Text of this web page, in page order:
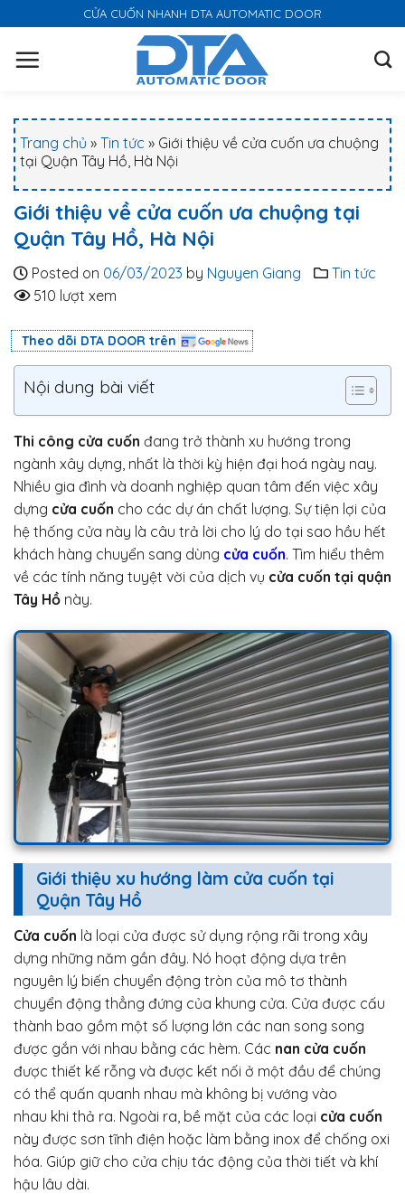
k
CỬA CUỐN NHANH DTA AUTOMATIC DOOR
Trang chủ » Tin tức » Giới thiệu về cửa cuốn ưa chuộng
tại Quận Tây Hồ, Hà Nội
Giới thiệu về cửa cuốn ưa chuộng tại
Quận Tây Hồ, Hà Nội
Posted on 06/03/2023 by Nguyen Giang
Tin tức
510 lượt xem
Theo dõi DTA DOOR trên
Nội dung bài viết
Thi công cửa cuốn đang trở thành xu hướng trong
ngành xây dựng, nhất là thời kỳ hiện đại hoá ngày nay.
Nhiều gia đình và doanh nghiệp quan tâm đến việc xây
dựng cửa cuốn cho các dự án chất lượng. Sự tiện lợi của
hệ thống cửa này là câu trả lời cho lý do tại sao hầu hết
khách hàng chuyển sang dùng cửa cuốn. Tìm hiểu thêm
về các tính năng tuyệt vời của dịch vụ cửa cuốn tại quận
Tây Hồ này.
Giới thiệu xu hướng làm cửa cuốn tại
Quận Tây Hồ
Cửa cuốn là loại cửa được sử dụng rộng rãi trong xây
dựng những năm gần đây. Nó hoạt động dựa trên
nguyên lý biến chuyển động tròn của mô tơ thành
chuyển động thẳng đứng của khung cửa. Cửa được cấu
thành bao gồm một số lượng lớn các nan song song
được gắn với nhau bằng các hèm. Các nan cửa cuốn
được thiết kế rỗng và được kết nối ở một đầu để chúng
có thể quấn quanh nhau mà không bị vướng vào
nhau khi thả ra. Ngoài ra, bề mặt của các loại cửa cuốn
này được sơn tĩnh điện hoặc làm bằng inox để chống oxi
hóa. Giúp giữ cho cửa chịu tác động của thời tiết và khí
hậu lâu dài.